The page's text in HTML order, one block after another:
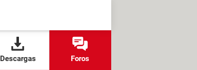
Descargas Foros